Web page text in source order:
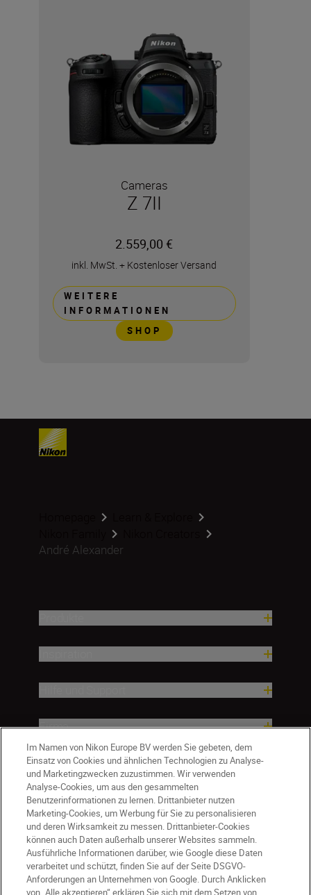
Cameras
Z 7II
2.559,00 €
inkl. MwSt. + Kostenloser Versand
WEITERE
INFORMATIONEN
SHOP
André Alexander
Firma
Im Namen von Nikon Europe BV werden Sie gebeten, dem
Einsatz von Cookies und ähnlichen Technologien zu Analyse-
und Marketingzwecken zuzustimmen. Wir verwenden
Analyse-Cookies, um aus den gesammelten
Benutzerinformationen zu lernen. Drittanbieter nutzen
Marketing-Cookies, um Werbung für Sie zu personalisieren
und deren Wirksamkeit zu messen. Drittanbieter-Cookies
können auch Daten außerhalb unserer Websites sammeln.
Ausführliche Informationen darüber, wie Google diese Daten
verarbeitet und schützt, finden Sie auf der Seite DSGVO-
Anforderungen an Unternehmen von Google. Durch Anklicken
von „Alle akzeptieren“ erklären Sie sich mit dem Setzen von